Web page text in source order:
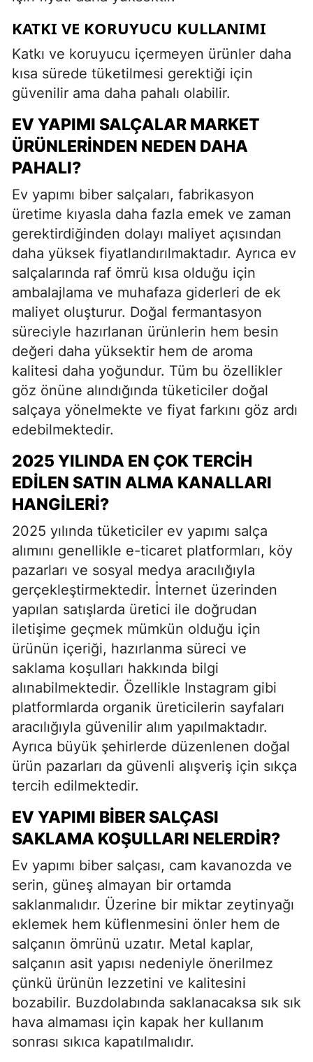
KATKI VE KORUYUCU KULLANIMI
Katkı ve koruyucu içermeyen ürünler daha
kısa sürede tüketilmesi gerektiği için
güvenilir ama daha pahalı olabilir.
EV YAPIMI SALÇALAR MARKET
ÜRÜNLERINDEN NEDEN DAHA
PAHALI?
Ev yapımı biber salçaları, fabrikasyon
üretime kıyasla daha fazla emek ve zaman
gerektirdiğinden dolayı maliyet açısından
daha yüksek fiyatlandırılmaktadır. Ayrıca ev
salçalarında raf ömrü kısa olduğu için
ambalajlama ve muhafaza giderleri de ek
maliyet oluşturur. Doğal fermantasyon
süreciyle hazırlanan ürünlerin hem besin
değeri daha yüksektir hem de aroma
kalitesi daha yoğundur. Tüm bu özellikler
göz önüne alındığında tüketiciler doğal
salçaya yönelmekte ve fiyat farkını göz ardı
edebilmektedir.
2025 YILINDA EN ÇOK TERCIH
EDILEN SATIN ALMA KANALLARI
HANGILERI?
2025 yılında tüketiciler ev yapımı salça
alımını genellikle e-ticaret platformları, köy
pazarları ve sosyal medya aracılığıyla
gerçekleştirmektedir. İnternet üzerinden
yapılan satışlarda üretici ile doğrudan
iletişime geçmek mümkün olduğu için
ürünün içeriği, hazırlanma süreci ve
saklama koşulları hakkında bilgi
alınabilmektedir. Özellikle Instagram gibi
platformlarda organik üreticilerin sayfaları
aracılığıyla güvenilir alım yapılmaktadır.
Ayrıca büyük şehirlerde düzenlenen doğal
ürün pazarları da güvenli alışveriş için sıkça
tercih edilmektedir.
EV YAPIMI BIBER SALÇASI
SAKLAMA KOŞULLARI NELERDIR?
Ev yapımı biber salçası, cam kavanozda ve
serin, güneş almayan bir ortamda
saklanmalıdır. Üzerine bir miktar zeytinyağı
eklemek hem küflenmesini önler hem de
salçanın ömrünü uzatır. Metal kaplar,
salçanın asit yapısı nedeniyle önerilmez
çünkü ürünün lezzetini ve kalitesini
bozabilir. Buzdolabında saklanacaksa sık sık
hava almaması için kapak her kullanım
sonrası sıkıca kapatılmalıdır.